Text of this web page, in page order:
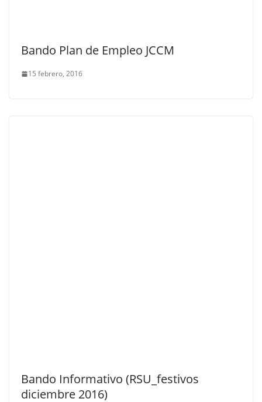
Bando Plan de Empleo JCCM
15 febrero, 2016
Bando Informativo (RSU_festivos
diciembre 2016)